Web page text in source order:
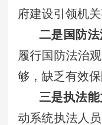
府建设引领机
二是国防
履行国防法治
够，缺乏有效
三是执法
动系统执法人